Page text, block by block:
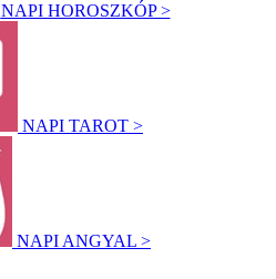
NAPI HOROSZKÓP >
NAPI TAROT >
NAPI ANGYAL >